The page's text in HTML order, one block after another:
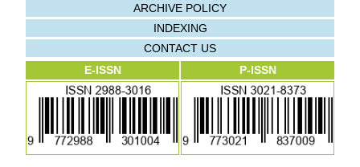
ARCHIVE POLICY
INDEXING
CONTACT US
E-ISSN
P-ISSN